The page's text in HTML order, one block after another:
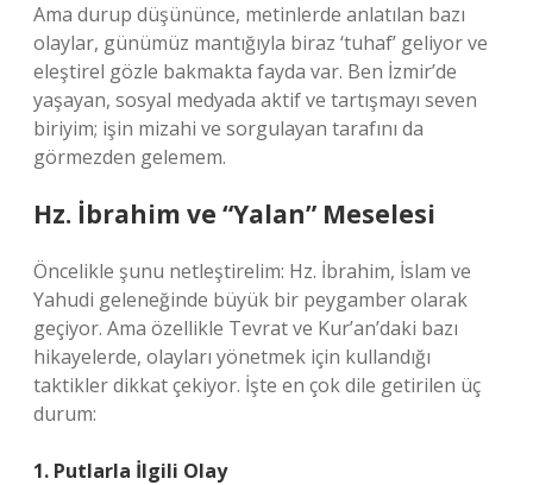
Ama durup düşününce, metinlerde anlatılan bazı
olaylar, günümüz mantığıyla biraz ‘tuhaf’ geliyor ve
eleştirel gözle bakmakta fayda var. Ben İzmir’de
yaşayan, sosyal medyada aktif ve tartışmayı seven
biriyim; işin mizahi ve sorgulayan tarafını da
görmezden gelemem.
Hz. İbrahim ve “Yalan” Meselesi
Öncelikle şunu netleştirelim: Hz. İbrahim, İslam ve
Yahudi geleneğinde büyük bir peygamber olarak
geçiyor. Ama özellikle Tevrat ve Kur’an’daki bazı
hikayelerde, olayları yönetmek için kullandığı
taktikler dikkat çekiyor. İşte en çok dile getirilen üç
durum:
1. Putlarla İlgili Olay